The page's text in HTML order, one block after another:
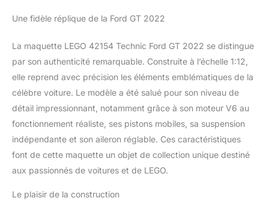
authentiques, telles
des pistons mobiles, une
suspension
indépendante sur toutes
à essieu avant
Découvrez les détails
comme les roues arrière
motrices avec différentiel,
les portes qui s'ouvrent,
l'aileron réglable et le
capot qui s'ouvre Avec
Une fidèle réplique de la Ford GT 2022
La maquette LEGO 42154 Technic Ford GT 2022 se distingue
par son authenticité remarquable. Construite à l’échelle 1:12,
elle reprend avec précision les éléments emblématiques de la
célèbre voiture. Le modèle a été salué pour son niveau de
détail impressionnant, notamment grâce à son moteur V6 au
fonctionnement réaliste, ses pistons mobiles, sa suspension
indépendante et son aileron réglable. Ces caractéristiques
font de cette maquette un objet de collection unique destiné
aux passionnés de voitures et de LEGO.
Le plaisir de la construction